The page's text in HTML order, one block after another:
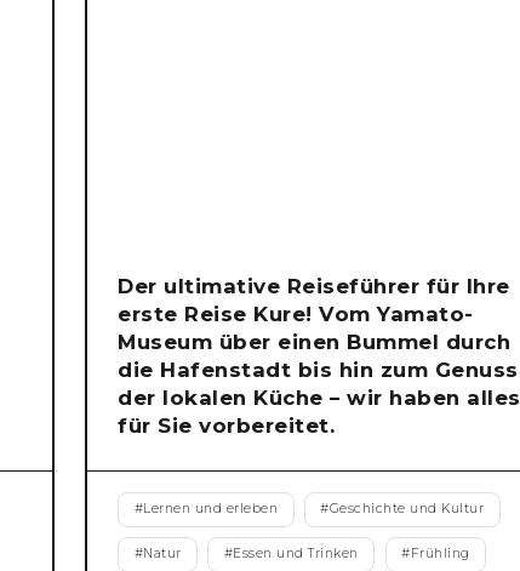
Der ultimative Reiseführer für Ihre
erste Reise Kure! Vom Yamato-
Museum über einen Bummel durch
die Hafenstadt bis hin zum Genuss
der lokalen Küche – wir haben alles
für Sie vorbereitet.
#Lernen und erleben #Geschichte und Kultur
#Natur #Essen und Trinken #Frühling